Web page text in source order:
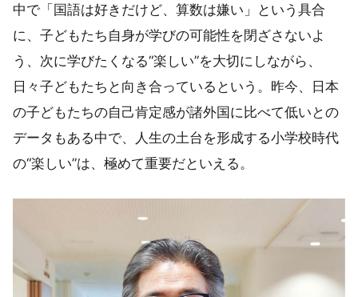
中で「国語は好きだけど、算数は嫌い」という具合
に、子どもたち自身が学びの可能性を閉ざさないよ
う、次に学びたくなる“楽しい”を大切にしながら、
日々子どもたちと向き合っているという。昨今、日本
の子どもたちの自己肯定感が諸外国に比べて低いとの
データもある中で、人生の土台を形成する小学校時代
の“楽しい”は、極めて重要だといえる。